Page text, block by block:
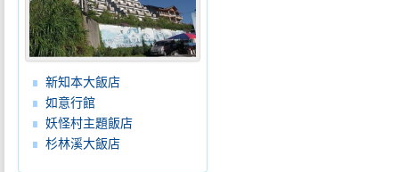
新知本大飯店
如意行館
妖怪村主題飯店
杉林溪大飯店